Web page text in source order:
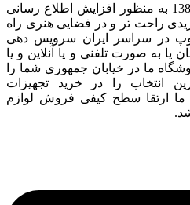
فروشگاه ایران لوپ از سال 1388 به منظور افزایش اطلاع رسانی
راحت تر و در فضایی هنری راه
در سراسر ایران سرویس دهی
یا به صورت تلفنی و یا آنلاین و یا
ما در خیابان جمهوری شما را
انتخاب را در خرید تجهیزات
ما ارتقا سطح کیفی فروش لوازم